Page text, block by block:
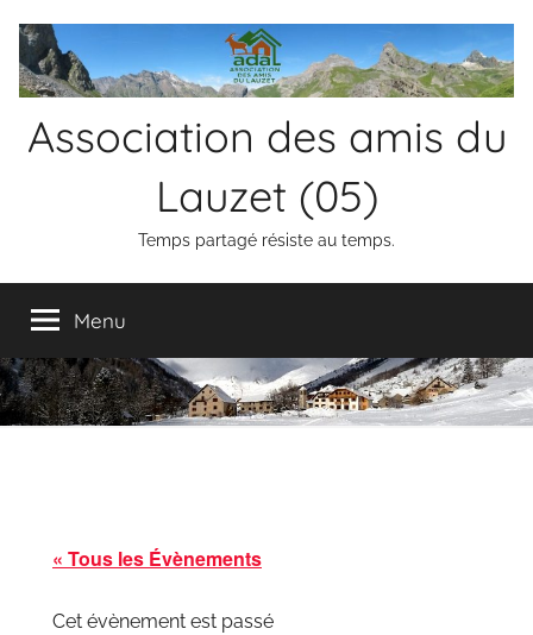
contenu
Association des amis du
Lauzet (05)
Temps partagé résiste au temps.
Menu
« Tous les Évènements
Cet évènement est passé